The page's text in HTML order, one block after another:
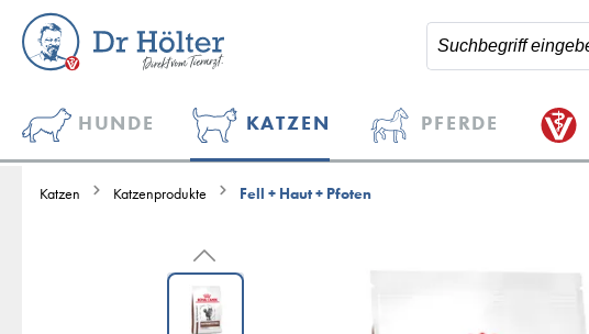
HUNDE KATZEN PFERDE
Katzen Katzenprodukte Fell + Haut + Pfoten